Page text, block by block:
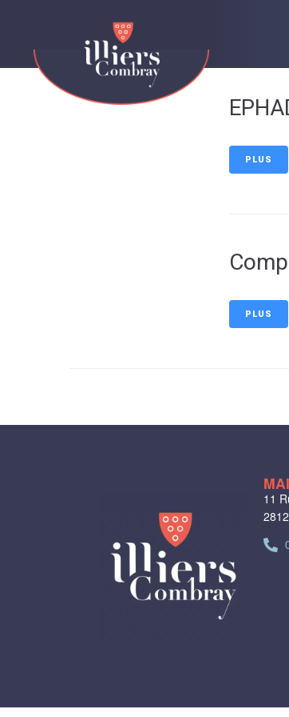
PLUS
PLUS
11